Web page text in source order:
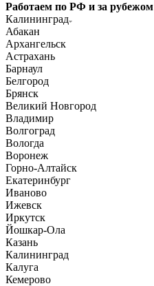
Работаем по РФ и за рубежом
Калининград
Абакан
Архангельск
Астрахань
Барнаул
Белгород
Брянск
Великий Новгород
Владимир
Волгоград
Вологда
Воронеж
Горно-Алтайск
Екатеринбург
Иваново
Ижевск
Иркутск
Йошкар-Ола
Казань
Калининград
Калуга
Кемерово